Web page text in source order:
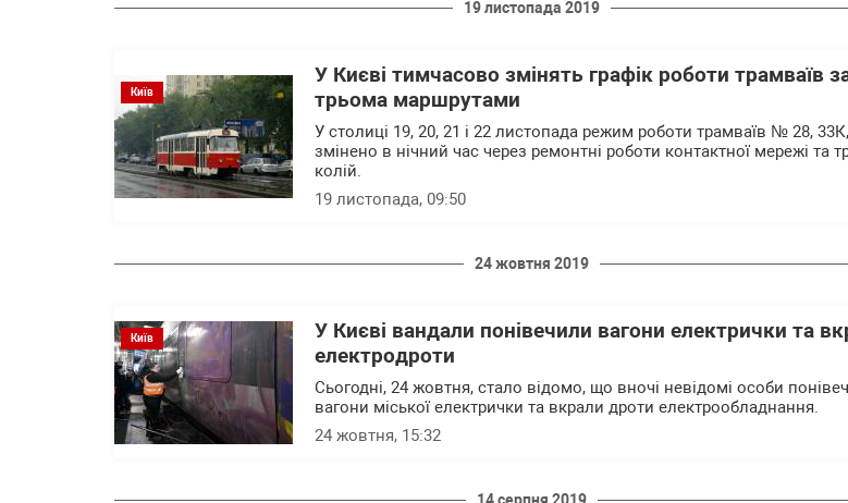
19 листопада 2019
Київ
У Києві тимчасово змінять графік роботи трамваїв
трьома маршрутами
У столиці 19, 20, 21 і 22 листопада режим роботи трамваїв № 28,
змінено в нічний час через ремонтні роботи контактної мережі та
колій.
19 листопада, 09:50
24 жовтня 2019
Київ
У Києві вандали понівечили вагони електрички та
електродроти
Сьогодні, 24 жовтня, стало відомо, що вночі невідомі особи
вагони міської електрички та вкрали дроти електрообладнання.
24 жовтня, 15:32